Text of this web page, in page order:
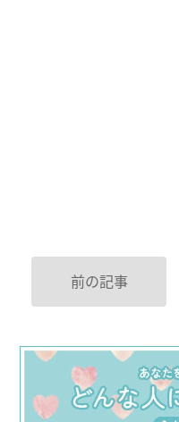
前の記事